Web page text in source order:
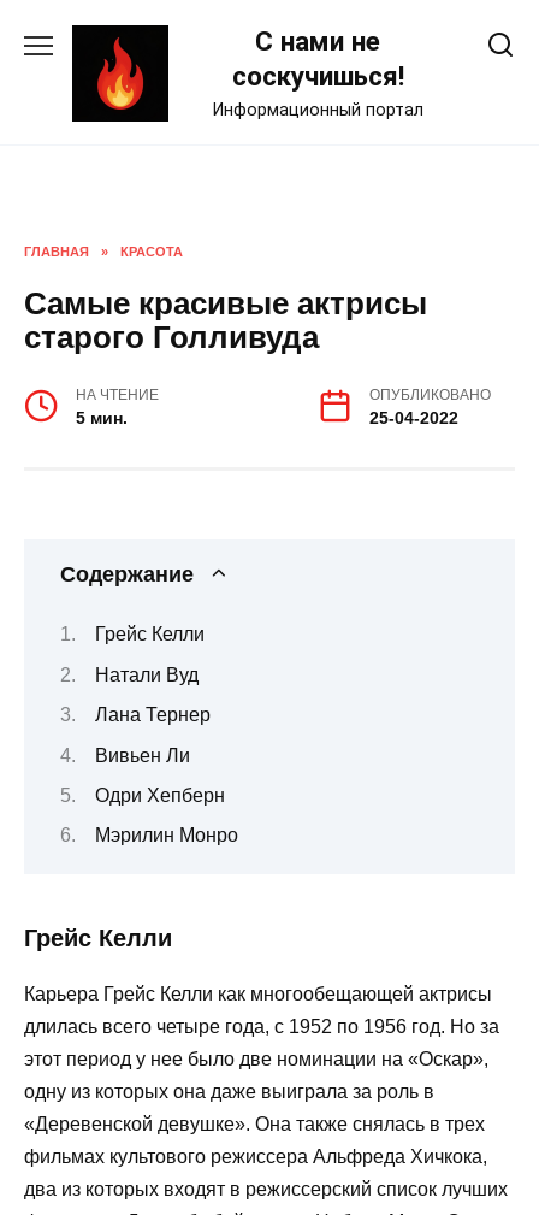
С нами не
соскучишься!
Информационный портал
ГЛАВНАЯ » КРАСОТА
Самые красивые актрисы
старого Голливуда
НА ЧТЕНИЕ
5 мин.
ОПУБЛИКОВАНО
25-04-2022
Содержание
Грейс Келли
Натали Вуд
Лана Тернер
Вивьен Ли
Одри Хепберн
Мэрилин Монро
Грейс Келли
Карьера Грейс Келли как многообещающей актрисы
длилась всего четыре года, с 1952 по 1956 год. Но за
этот период у нее было две номинации на «Оскар»,
одну из которых она даже выиграла за роль в
«Деревенской девушке». Она также снялась в трех
фильмах культового режиссера Альфреда Хичкока,
два из которых входят в режиссерский список лучших